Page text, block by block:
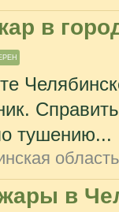
в
тушению...
область
в